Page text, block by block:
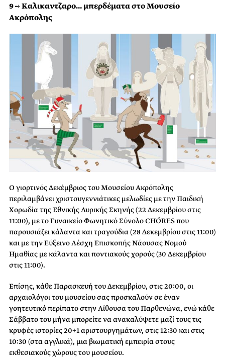
9 → Καλικαντζαρο… μπερδέματα στο Μουσείο
Ακρόπολης
Ο γιορτινός Δεκέμβριος του Μουσείου Ακρόπολης
περιλαμβάνει χριστουγεννιάτικες μελωδίες με την Παιδική
Χορωδία της Εθνικής Λυρικής Σκηνής (22 Δεκεμβρίου στις
11:00), με το Γυναικείο Φωνητικό Σύνολο CHÓRES που
παρουσιάζει κάλαντα και τραγούδια (28 Δεκεμβρίου στις 11:00)
και με την Εύξεινο Λέσχη Επισκοπής Νάουσας Νομού
Ημαθίας με κάλαντα και ποντιακούς χορούς (30 Δεκεμβρίου
στις 11:00).
Επίσης, κάθε Παρασκευή του Δεκεμβρίου, στις 20:00, οι
αρχαιολόγοι του μουσείου σας προσκαλούν σε έναν
γοητευτικό περίπατο στην Αίθουσα του Παρθενώνα, ενώ κάθε
Σάββατο του μήνα μπορείτε να ανακαλύψετε μαζί τους τις
κρυφές ιστορίες 20+1 αριστουργημάτων, στις 12:30 και στις
10:30 (στα αγγλικά), μια βιωματική εμπειρία στους
εκθεσιακούς χώρους του μουσείου.